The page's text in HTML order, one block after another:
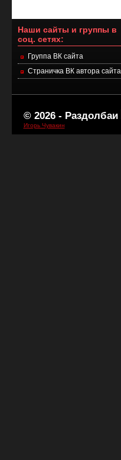
Наши сайты и группы в
соц. сетях:
Группа ВК сайта
Страничка ВК автора сайта
© 2026 - Раздолбаи
Игорь Чувакин